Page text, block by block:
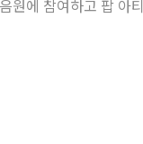
원에 참여하고 팝 아